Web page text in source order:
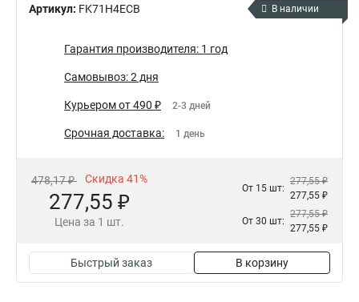
Артикул: FK71H4ECB В наличии
Гарантия производителя: 1 год
Самовывоз: 2 дня
Курьером от 490 ₽ 2-3 дней
Срочная доставка: 1 день
478,17 ₽ Скидка 41%
277,55 ₽
Цена за 1 шт.
От 15 шт:
277,55 ₽
277,55 ₽
От 30 шт:
277,55 ₽
277,55 ₽
Быстрый заказ В корзину